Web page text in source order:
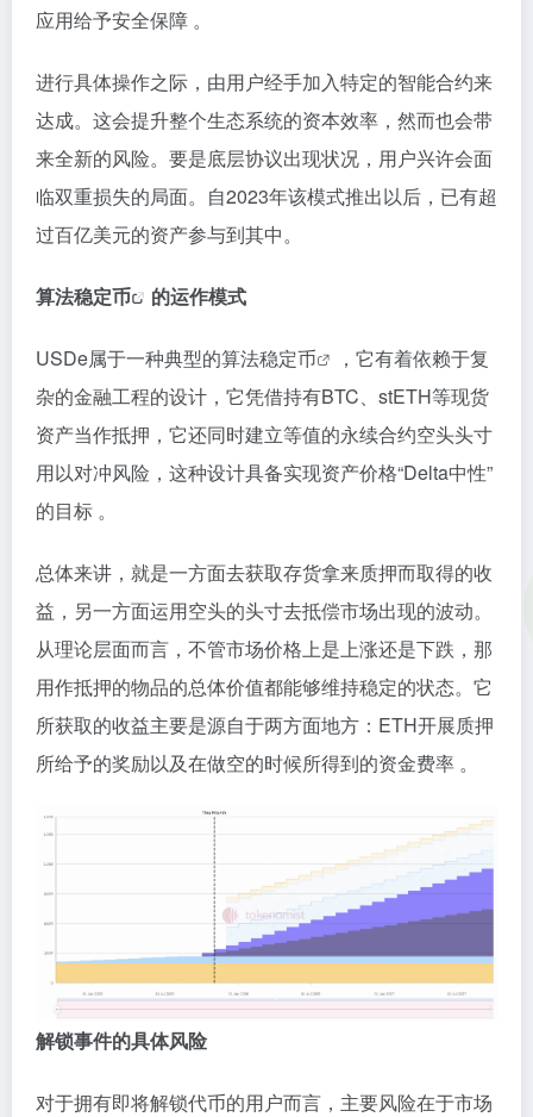
应用给予安全保障 。
进行具体操作之际，由用户经手加入特定的智能合约来
达成。这会提升整个生态系统的资本效率，然而也会带
来全新的风险。要是底层协议出现状况，用户兴许会面
临双重损失的局面。自2023年该模式推出以后，已有超
过百亿美元的资产参与到其中。
算法稳定币 的运作模式
USDe属于一种典型的算法稳定币
，它有着依赖于复
杂的金融工程的设计，它凭借持有BTC、stETH等现货
资产当作抵押，它还同时建立等值的永续合约空头头寸
用以对冲风险，这种设计具备实现资产价格“Delta中性”
的目标 。
总体来讲，就是一方面去获取存货拿来质押而取得的收
益，另一方面运用空头的头寸去抵偿市场出现的波动。
从理论层面而言，不管市场价格上是上涨还是下跌，那
用作抵押的物品的总体价值都能够维持稳定的状态。它
所获取的收益主要是源自于两方面地方：ETH开展质押
所给予的奖励以及在做空的时候所得到的资金费率 。
解锁事件的具体风险
对于拥有即将解锁代币的用户而言，主要风险在于市场